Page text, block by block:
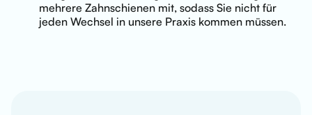
mehrere Zahnschienen mit, sodass Sie nicht für
jeden Wechsel in unsere Praxis kommen müssen.